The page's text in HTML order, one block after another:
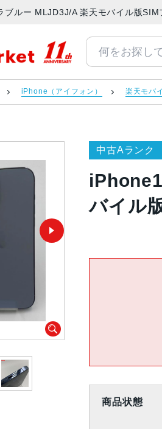
ルー MLJD3J/A 楽天モバイル版
iPhone（アイフォン） 楽天モバ
中古Aランク
バイル
商品状態